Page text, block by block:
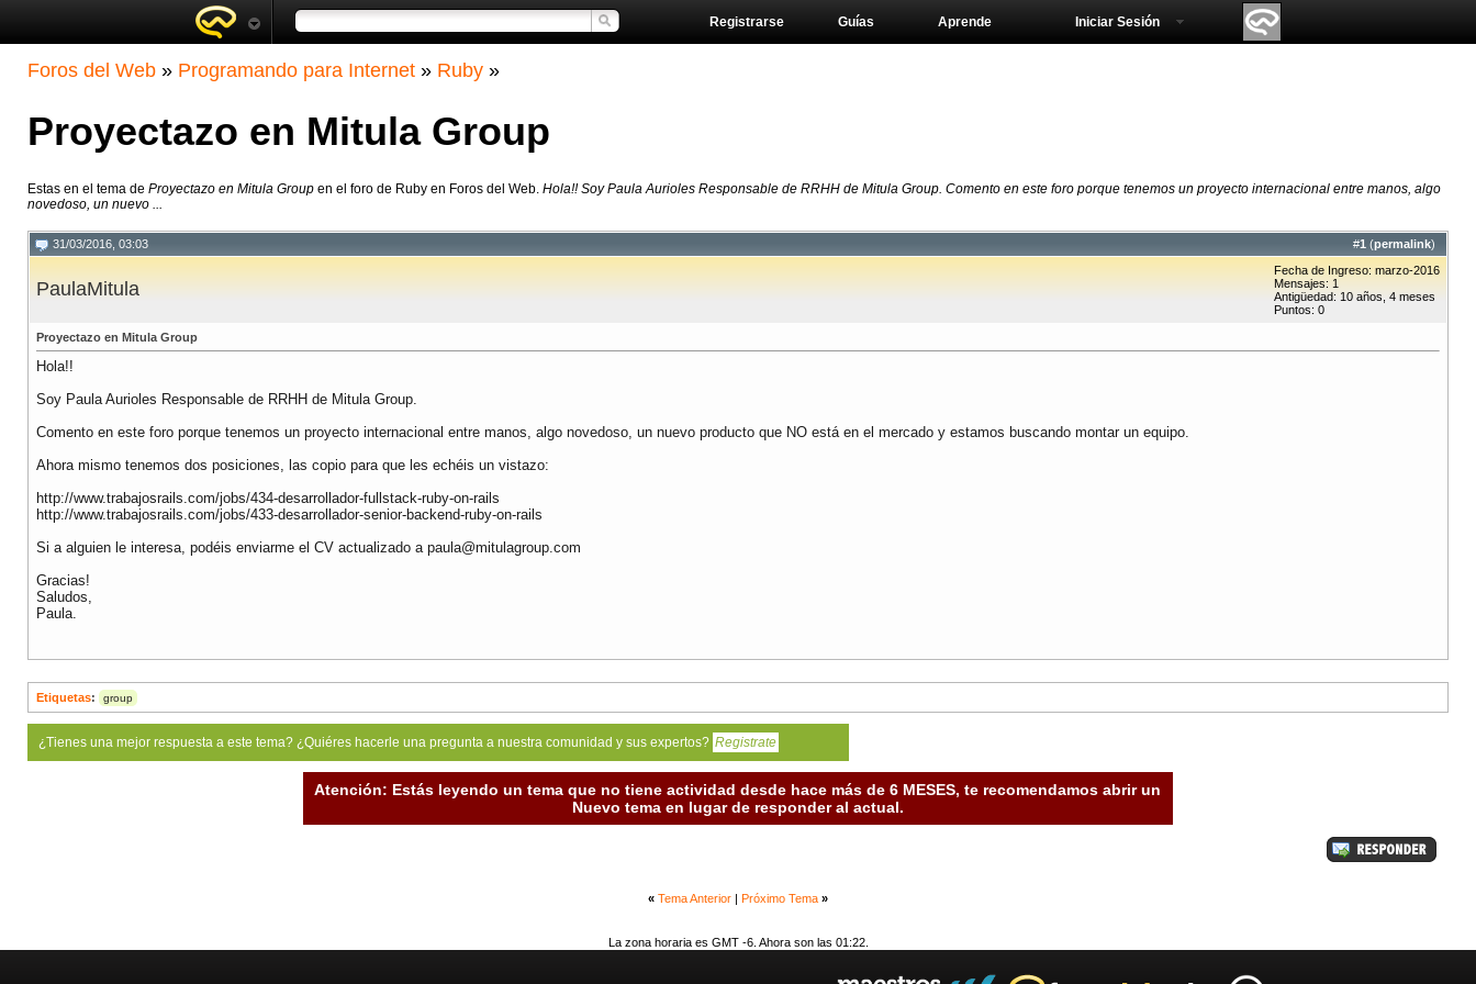
Aprende
Guías
Registrarse Iniciar Sesión
Foros del Web » Programando para Internet » Ruby »
Proyectazo en Mitula Group
Estas en el tema de Proyectazo en Mitula Group en el foro de Ruby en Foros del Web. Hola!! Soy Paula Aurioles Responsable de RRHH de Mitula Group. Comento en este foro porque tenemos un proyecto internacional entre manos, algo
novedoso, un nuevo ...
#1 (permalink)
31/03/2016, 03:03
PaulaMitula
Fecha de Ingreso: marzo-2016
Mensajes: 1
Antigüedad: 10 años, 4 meses
Puntos: 0
Proyectazo en Mitula Group
Hola!!
Soy Paula Aurioles Responsable de RRHH de Mitula Group.
Comento en este foro porque tenemos un proyecto internacional entre manos, algo novedoso, un nuevo producto que NO está en el mercado y estamos buscando montar un equipo.
Ahora mismo tenemos dos posiciones, las copio para que les echéis un vistazo:
http://www.trabajosrails.com/jobs/434-desarrollador-fullstack-ruby-on-rails
http://www.trabajosrails.com/jobs/433-desarrollador-senior-backend-ruby-on-rails
Si a alguien le interesa, podéis enviarme el CV actualizado a paula@mitulagroup.com
Gracias!
Saludos,
Paula.
Etiquetas: group
¿Tienes una mejor respuesta a este tema? ¿Quiéres hacerle una pregunta a nuestra comunidad y sus expertos? Registrate
Atención: Estás leyendo un tema que no tiene actividad desde hace más de 6 MESES, te recomendamos abrir un
Nuevo tema en lugar de responder al actual.
« Tema Anterior Próximo Tema »
La zona horaria es GMT -6. Ahora son las 01:22.